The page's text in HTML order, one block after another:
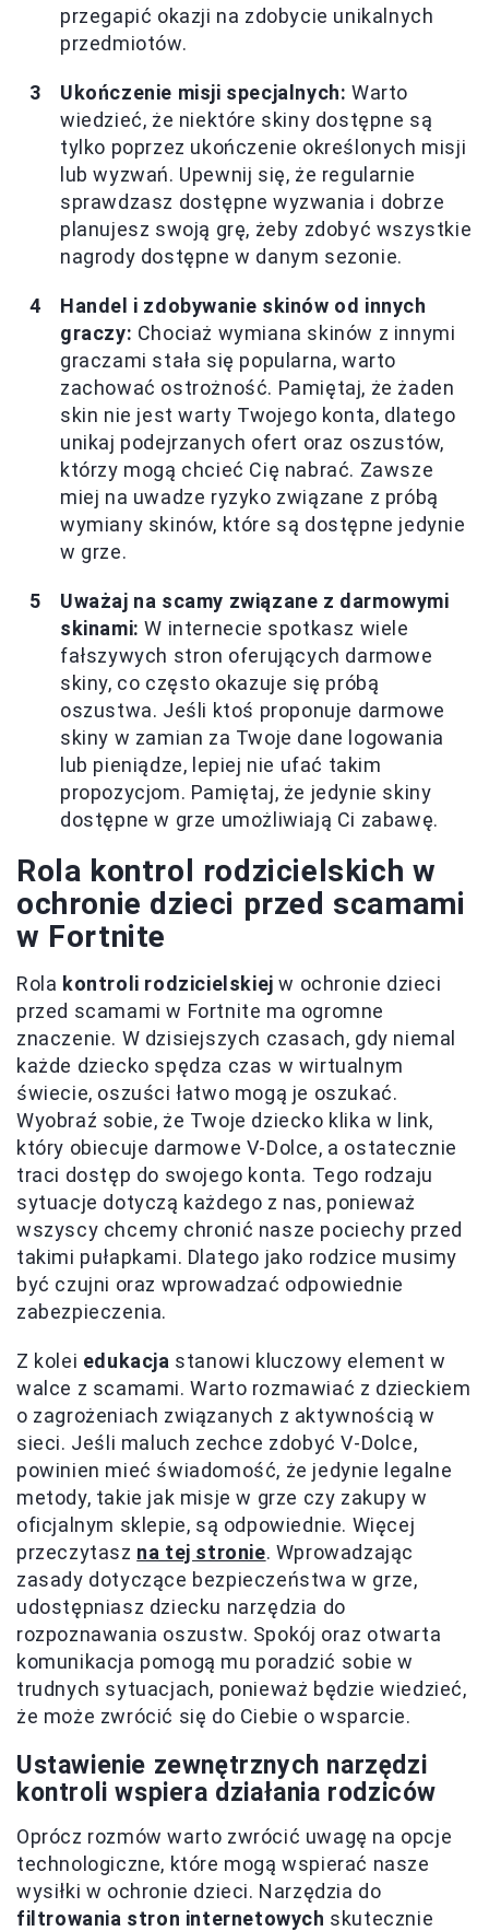
przegapić okazji na zdobycie unikalnych
przedmiotów.
Ukończenie misji specjalnych: Warto
wiedzieć, że niektóre skiny dostępne są
tylko poprzez ukończenie określonych misji
lub wyzwań. Upewnij się, że regularnie
sprawdzasz dostępne wyzwania i dobrze
planujesz swoją grę, żeby zdobyć wszystkie
nagrody dostępne w danym sezonie.
Handel i zdobywanie skinów od innych
graczy: Chociaż wymiana skinów z innymi
graczami stała się popularna, warto
zachować ostrożność. Pamiętaj, że żaden
skin nie jest warty Twojego konta, dlatego
unikaj podejrzanych ofert oraz oszustów,
którzy mogą chcieć Cię nabrać. Zawsze
miej na uwadze ryzyko związane z próbą
wymiany skinów, które są dostępne jedynie
w grze.
Uważaj na scamy związane z darmowymi
skinami: W internecie spotkasz wiele
fałszywych stron oferujących darmowe
skiny, co często okazuje się próbą
oszustwa. Jeśli ktoś proponuje darmowe
skiny w zamian za Twoje dane logowania
lub pieniądze, lepiej nie ufać takim
propozycjom. Pamiętaj, że jedynie skiny
dostępne w grze umożliwiają Ci zabawę.
Rola kontrol rodzicielskich w
ochronie dzieci przed scamami
w Fortnite
Rola kontroli rodzicielskiej w ochronie dzieci
przed scamami w Fortnite ma ogromne
znaczenie. W dzisiejszych czasach, gdy niemal
każde dziecko spędza czas w wirtualnym
świecie, oszuści łatwo mogą je oszukać.
Wyobraź sobie, że Twoje dziecko klika w link,
który obiecuje darmowe V-Dolce, a ostatecznie
traci dostęp do swojego konta. Tego rodzaju
sytuacje dotyczą każdego z nas, ponieważ
wszyscy chcemy chronić nasze pociechy przed
takimi pułapkami. Dlatego jako rodzice musimy
być czujni oraz wprowadzać odpowiednie
zabezpieczenia.
Z kolei edukacja stanowi kluczowy element w
walce z scamami. Warto rozmawiać z dzieckiem
o zagrożeniach związanych z aktywnością w
sieci. Jeśli maluch zechce zdobyć V-Dolce,
powinien mieć świadomość, że jedynie legalne
metody, takie jak misje w grze czy zakupy w
oficjalnym sklepie, są odpowiednie. Więcej
przeczytasz na tej stronie. Wprowadzając
zasady dotyczące bezpieczeństwa w grze,
udostępniasz dziecku narzędzia do
rozpoznawania oszustw. Spokój oraz otwarta
komunikacja pomogą mu poradzić sobie w
trudnych sytuacjach, ponieważ będzie wiedzieć,
że może zwrócić się do Ciebie o wsparcie.
Ustawienie zewnętrznych narzędzi
kontroli wspiera działania rodziców
Oprócz rozmów warto zwrócić uwagę na opcje
technologiczne, które mogą wspierać nasze
wysiłki w ochronie dzieci. Narzędzia do
filtrowania stron internetowych skutecznie